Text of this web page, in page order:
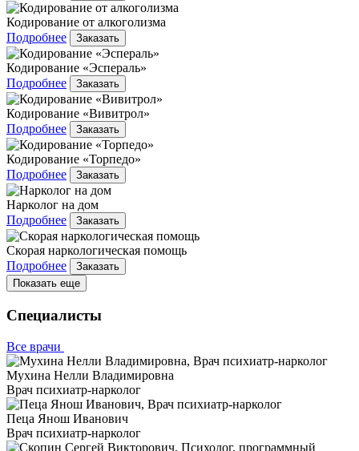
Кодирование от алкоголизма
Подробнее
Заказать
Кодирование «Эспераль»
Подробнее
Заказать
Кодирование «Вивитрол»
Подробнее
Заказать
Кодирование «Торпедо»
Подробнее
Заказать
Нарколог на дом
Подробнее
Заказать
Скорая наркологическая помощь
Подробнее
Заказать
Показать еще
Специалисты
Все врачи
Мухина Нелли Владимировна
Врач психиатр-нарколог
Пеца Янош Иванович
Врач психиатр-нарколог